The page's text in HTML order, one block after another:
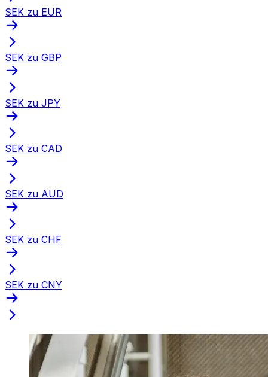
SEK zu EUR
SEK zu GBP
SEK zu JPY
SEK zu CAD
SEK zu AUD
SEK zu CHF
SEK zu CNY